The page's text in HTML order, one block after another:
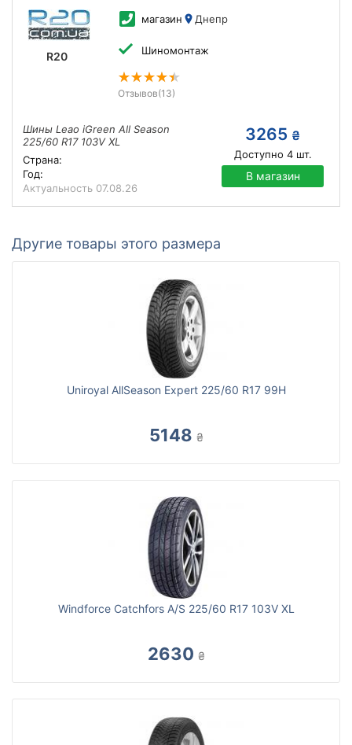
R20
магазин Днепр
Шиномонтаж
Отзывов(13)
Шины Leao iGreen All Season
225/60 R17 103V XL
Страна:
Год:
Актуальность 07.08.26
3265 ₴
Доступно 4шт.
В магазин
Другие товары этого размера
Uniroyal AllSeason Expert 225/60 R17 99H
5148 ₴
Windforce Catchfors A/S 225/60 R17 103V XL
2630 ₴